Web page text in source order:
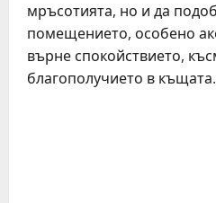
мръсотията, но и да
помещението, особено
върне спокойствието,
благополучието в къщата.